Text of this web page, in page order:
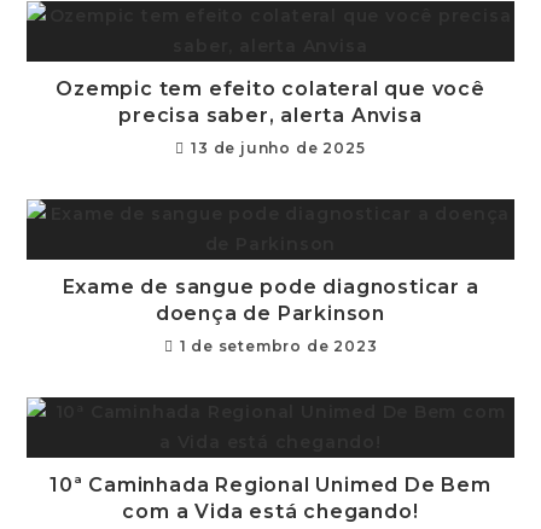
Ozempic tem efeito colateral que você
precisa saber, alerta Anvisa
13 de junho de 2025
Exame de sangue pode diagnosticar a
doença de Parkinson
1 de setembro de 2023
10ª Caminhada Regional Unimed De Bem
com a Vida está chegando!